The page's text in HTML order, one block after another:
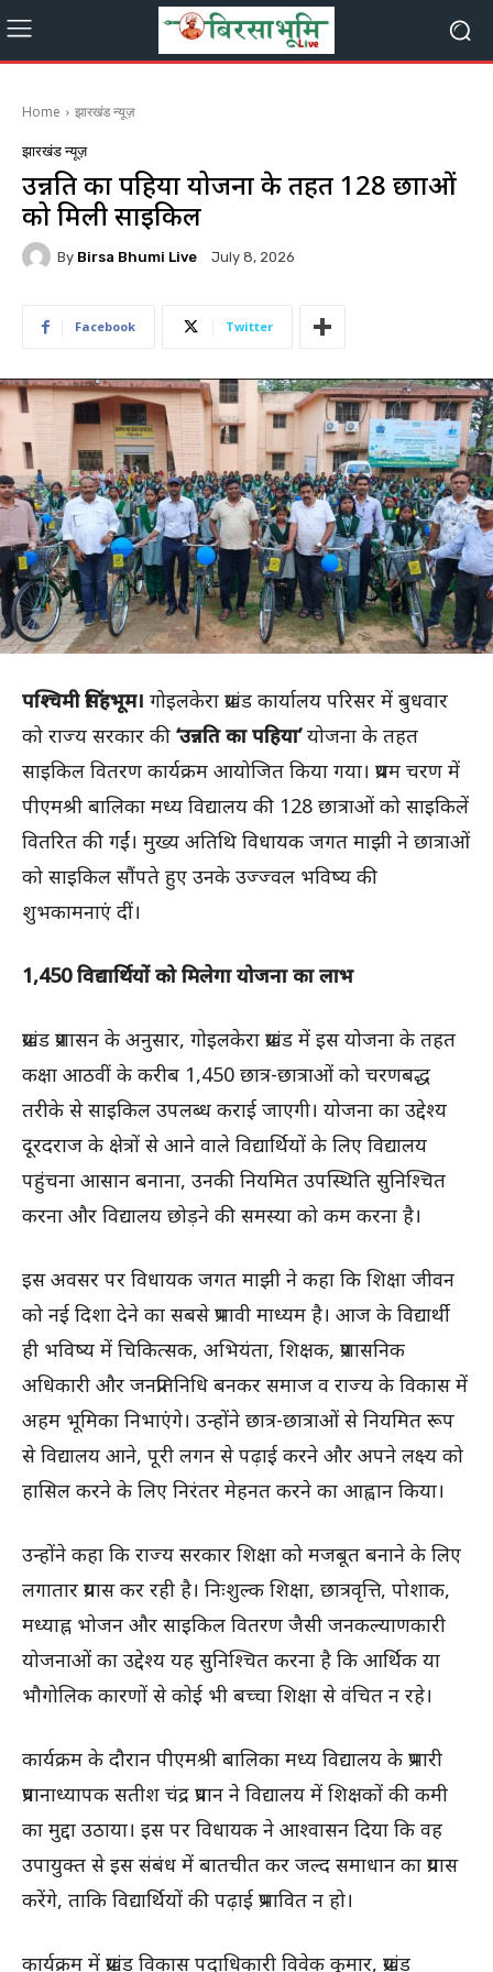
Home झारखंड न्यूज़
झारखंड न्यूज़
उन्नति का पहिया योजना के तहत 128 छात्राओं
को मिली साइकिल
By Birsa Bhumi Live July 8, 2026
Facebook Twitter
पश्चिमी सिंहभूम। गोइलकेरा प्रखंड कार्यालय परिसर में बुधवार
को राज्य सरकार की ‘उन्नति का पहिया’योजना के तहत
साइकिल वितरण कार्यक्रम आयोजित किया गया। प्रथम चरण में
पीएमश्री बालिका मध्य विद्यालय की 128 छात्राओं को साइकिलें
वितरित की गईं। मुख्य अतिथि विधायक जगत माझी ने छात्राओं
को साइकिल सौंपते हुए उनके उज्ज्वल भविष्य की
शुभकामनाएं दीं।
1,450 विद्यार्थियों को मिलेगा योजना का लाभ
प्रखंड प्रशासन के अनुसार, गोइलकेरा प्रखंड में इस योजना के तहत
कक्षा आठवीं के करीब 1,450 छात्र-छात्राओं को चरणबद्ध
तरीके से साइकिल उपलब्ध कराई जाएगी। योजना का उद्देश्य
दूरदराज के क्षेत्रों से आने वाले विद्यार्थियों के लिए विद्यालय
पहुंचना आसान बनाना, उनकी नियमित उपस्थिति सुनिश्चित
करना और विद्यालय छोड़ने की समस्या को कम करना है।
इस अवसर पर विधायक जगत माझी ने कहा कि शिक्षा जीवन
को नई दिशा देने का सबसे प्रभावी माध्यम है। आज के विद्यार्थी
ही भविष्य में चिकित्सक, अभियंता, शिक्षक, प्रशासनिक
अधिकारी और जनप्रतिनिधि बनकर समाज व राज्य के विकास में
अहम भूमिका निभाएंगे। उन्होंने छात्र-छात्राओं से नियमित रूप
से विद्यालय आने, पूरी लगन से पढ़ाई करने और अपने लक्ष्य को
हासिल करने के लिए निरंतर मेहनत करने का आह्वान किया।
उन्होंने कहा कि राज्य सरकार शिक्षा को मजबूत बनाने के लिए
लगातार प्रयास कर रही है। निःशुल्क शिक्षा, छात्रवृत्ति, पोशाक,
मध्याह्न भोजन और साइकिल वितरण जैसी जनकल्याणकारी
योजनाओं का उद्देश्य यह सुनिश्चित करना है कि आर्थिक या
भौगोलिक कारणों से कोई भी बच्चा शिक्षा से वंचित न रहे।
कार्यक्रम के दौरान पीएमश्री बालिका मध्य विद्यालय के प्रभारी
प्रधानाध्यापक सतीश चंद्र प्रधान ने विद्यालय में शिक्षकों की कमी
का मुद्दा उठाया। इस पर विधायक ने आश्वासन दिया कि वह
उपायुक्त से इस संबंध में बातचीत कर जल्द समाधान का प्रयास
करेंगे, ताकि विद्यार्थियों की पढ़ाई प्रभावित न हो।
कार्यक्रम में प्रखंड विकास पदाधिकारी विवेक कुमार, प्रखंड